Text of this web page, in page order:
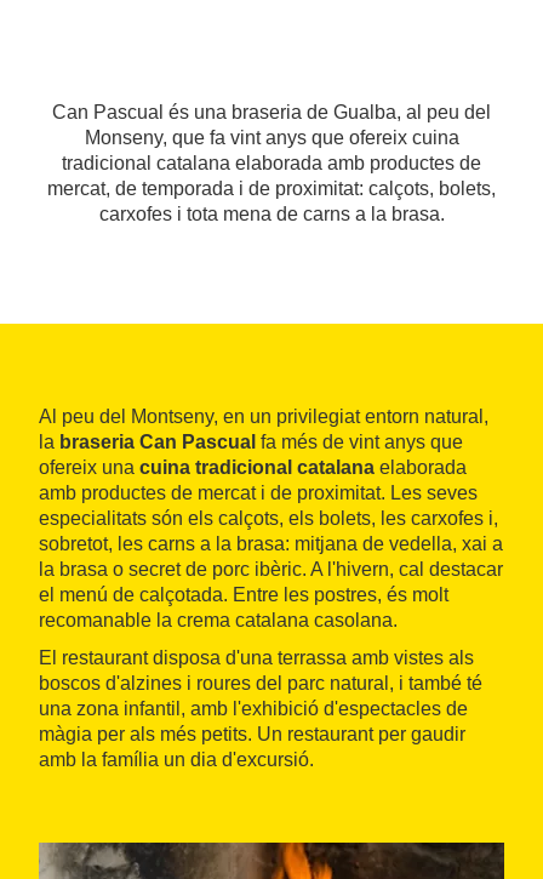
Can Pascual és una braseria de Gualba, al peu del
Monseny, que fa vint anys que ofereix cuina
tradicional catalana elaborada amb productes de
mercat, de temporada i de proximitat: calçots, bolets,
carxofes i tota mena de carns a la brasa.
Al peu del Montseny, en un privilegiat entorn natural,
la braseria Can Pascual fa més de vint anys que
ofereix una cuina tradicional catalana elaborada
amb productes de mercat i de proximitat. Les seves
especialitats són els calçots, els bolets, les carxofes i,
sobretot, les carns a la brasa: mitjana de vedella, xai a
la brasa o secret de porc ibèric. A l'hivern, cal destacar
el menú de calçotada. Entre les postres, és molt
recomanable la crema catalana casolana.
El restaurant disposa d'una terrassa amb vistes als
boscos d'alzines i roures del parc natural, i també té
una zona infantil, amb l'exhibició d'espectacles de
màgia per als més petits. Un restaurant per gaudir
amb la família un dia d'excursió.